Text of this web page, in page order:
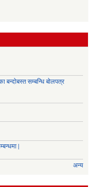
सम्बन्धि बोलपत्र
|
अन्य